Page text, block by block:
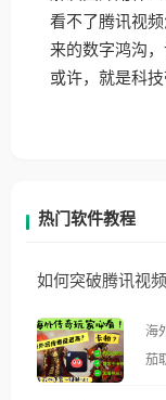
看不了腾讯视
来的数字鸿沟
或许，就是科
热门软件教程
如何突破腾讯视
海
茄取消